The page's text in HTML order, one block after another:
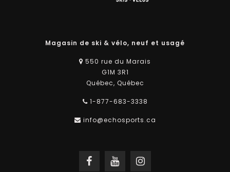
Magasin de ski & vélo, neuf et usagé
550 rue du Marais
G1M 3R1
Québec, Québec
1-877-683-3338
info@echosports.ca